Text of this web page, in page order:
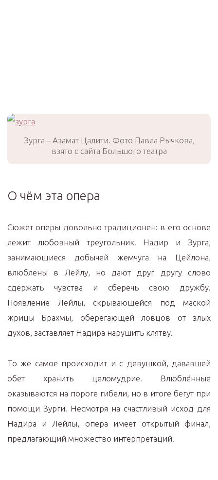
Зурга – Азамат Цалити. Фото Павла Рычкова,
взято с сайта Большого театра
О чём эта опера
Сюжет оперы довольно традиционен: в его основе
лежит любовный треугольник. Надир и Зурга,
занимающиеся добычей жемчуга на Цейлона,
влюблены в Лейлу, но дают друг другу слово
сдержать чувства и сберечь свою дружбу.
Появление Лейлы, скрывающейся под маской
жрицы Брахмы, оберегающей ловцов от злых
духов, заставляет Надира нарушить клятву.
То же самое происходит и с девушкой, дававшей
обет хранить целомудрие. Влюблённые
оказываются на пороге гибели, но в итоге бегут при
помощи Зурги. Несмотря на счастливый исход для
Надира и Лейлы, опера имеет открытый финал,
предлагающий множество интерпретаций.